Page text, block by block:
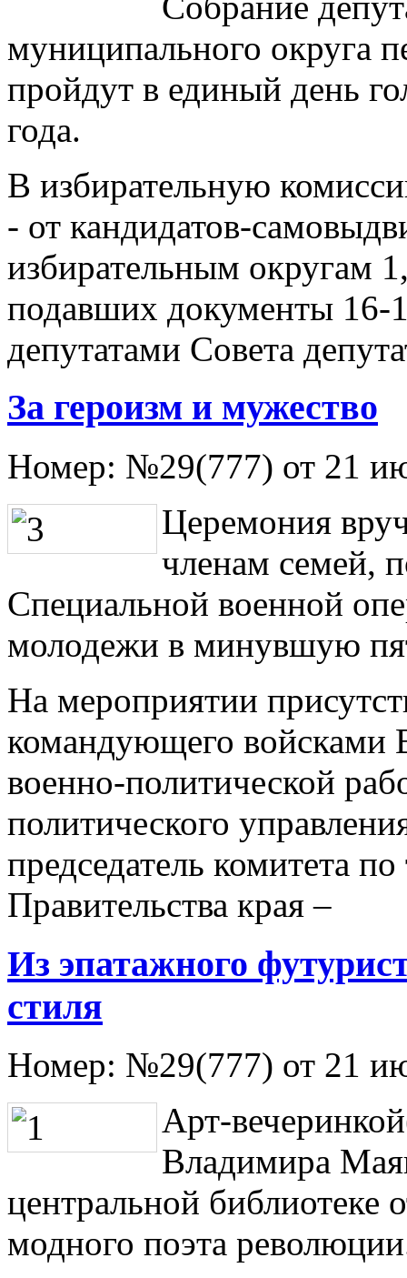
муниципального округа
пройдут в единый день
года.
В избирательную
- от кандидатов-
избирательным округам
подавших документы 16-
депутатами Совета
За героизм и мужество
Номер: №29(777) от 21
Церемония
членам семей,
Специальной военной
молодежи в минувшую
На мероприятии
командующего войсками
военно-политической
политического
председатель комитета
Правительства края –
Из эпатажного
стиля
Номер: №29(777) от 21
Арт-
Владимира
центральной библиотеке
модного поэта